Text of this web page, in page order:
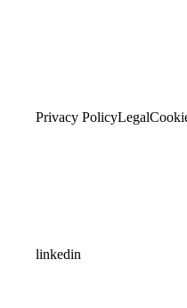
Privacy PolicyLegal
linkedin